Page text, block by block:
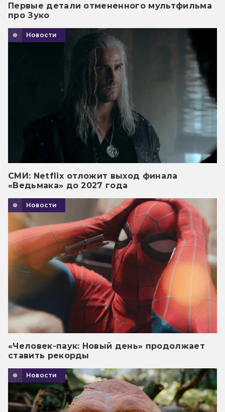
Первые детали отмененного мультфильма
про Зуко
Новости
СМИ: Netflix отложит выход финала
«Ведьмака» до 2027 года
Новости
«Человек-паук: Новый день» продолжает
ставить рекорды
Новости